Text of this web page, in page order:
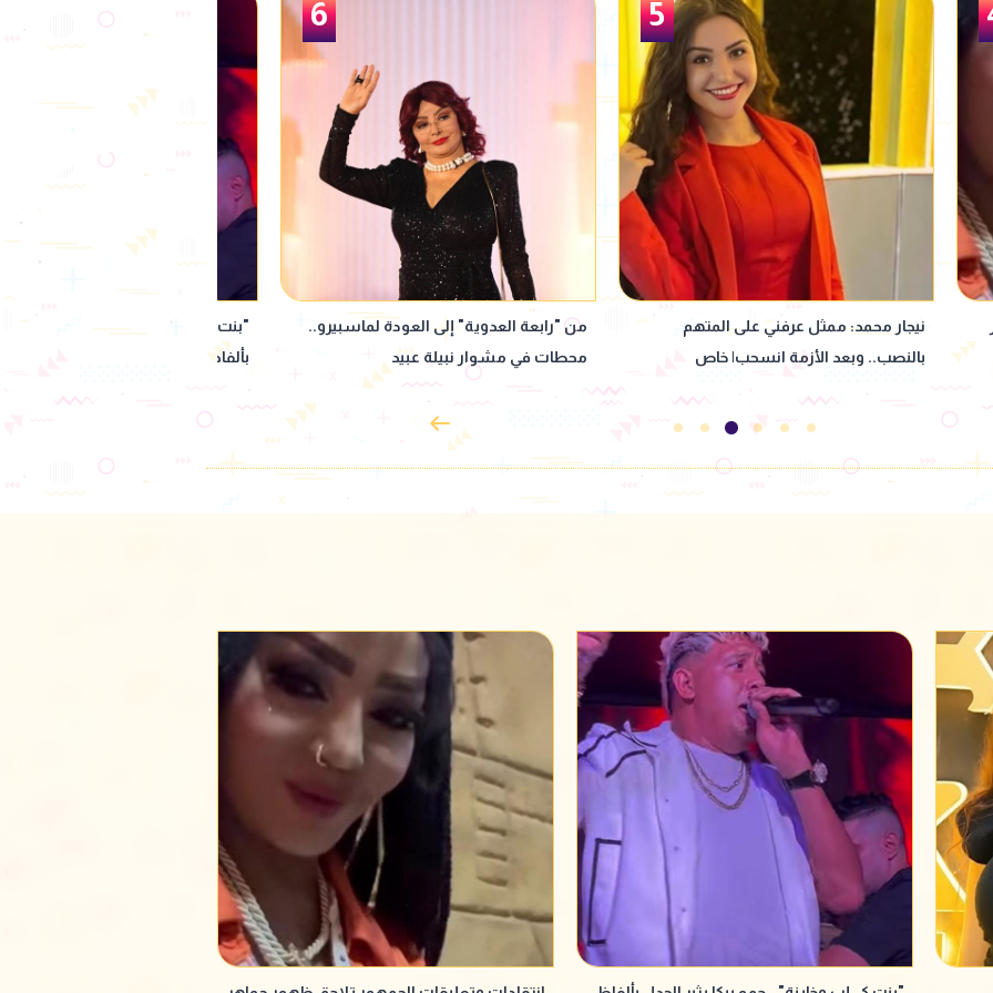
6
من "رابعة العدوية" إلى العودة لماسبيرو..
محطات في مشوار نبيلة عبيد
1
"بنت كـ ـلب وخاينة".. حمو بيكا يثير الجدل
بألفاظ خارجة على المسرح
"سمعني صوتك".. تعاون جديد بين
الشافعي ويونس مرسي